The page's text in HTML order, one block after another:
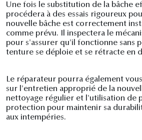
Une fois le substitution de la bâche
procédera à des essais rigoureux
nouvelle bâche est correctement
comme prévu. Il inspectera le
pour s'assurer qu'il fonctionne sans
tenture se déploie et se rétracte en
Le réparateur pourra également
sur l'entretien approprié de la
nettoyage régulier et l'utilisation de
protection pour maintenir sa
aux intempéries.